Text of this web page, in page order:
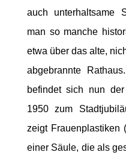
auch unterhaltsame
man so manche
etwa über das alte,
abgebrannte
befindet sich nun
1950 zum
zeigt Frauenplastiken
einer Säule, die als